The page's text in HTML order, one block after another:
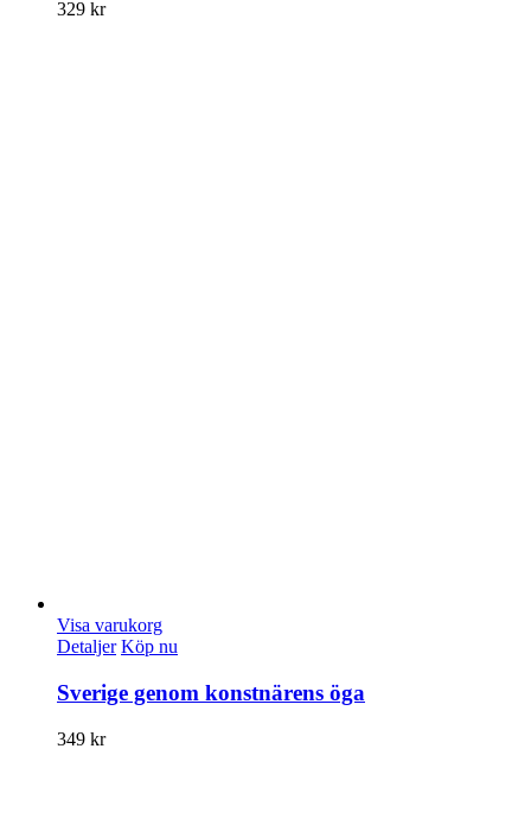
329 kr
Visa varukorg
Detaljer Köp nu
Sverige genom konstnärens öga
349 kr